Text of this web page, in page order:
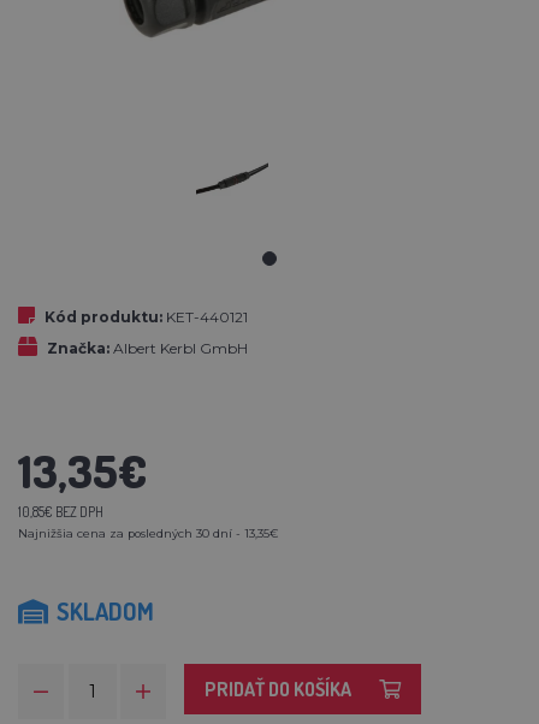
Kód produktu: KET-440121
Značka: Albert Kerbl GmbH
13,35€
10,85€ BEZ DPH
Najnižšia cena za posledných 30 dní - 13,35€
SKLADOM
PRIDAŤ DO KOŠÍKA